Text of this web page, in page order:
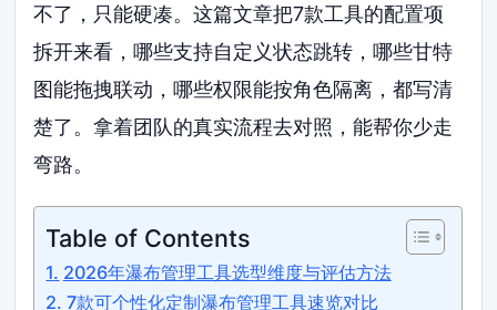
不了，只能硬凑。这篇文章把7款工具的配置项
拆开来看，哪些支持自定义状态跳转，哪些甘特
图能拖拽联动，哪些权限能按角色隔离，都写清
楚了。拿着团队的真实流程去对照，能帮你少走
弯路。
Table of Contents
2026年瀑布管理工具选型维度与评估方法
7款可个性化定制瀑布管理工具速览对比